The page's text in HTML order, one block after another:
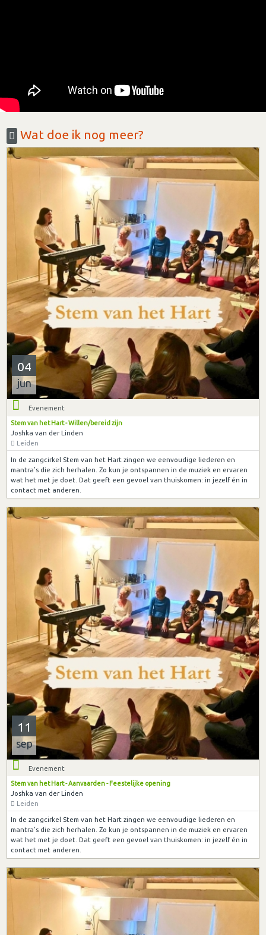
Wat doe ik nog meer?
04
jun
Evenement
Stem van het Hart - Willen/bereid zijn
Joshka van der Linden
Leiden
In de zangcirkel Stem van het Hart zingen we eenvoudige liederen en
mantra’s die zich herhalen. Zo kun je ontspannen in de muziek en ervaren
wat het met je doet. Dat geeft een gevoel van thuiskomen: in jezelf én in
contact met anderen.
11
sep
Evenement
Stem van het Hart - Aanvaarden - Feestelijke opening
Joshka van der Linden
Leiden
In de zangcirkel Stem van het Hart zingen we eenvoudige liederen en
mantra’s die zich herhalen. Zo kun je ontspannen in de muziek en ervaren
wat het met je doet. Dat geeft een gevoel van thuiskomen: in jezelf én in
contact met anderen.